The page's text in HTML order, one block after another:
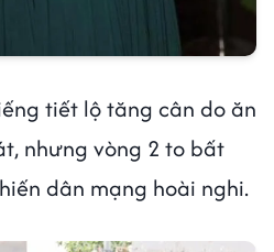
tiết lộ tăng cân do ăn
nhưng vòng 2 to bất
dân mạng hoài nghi.